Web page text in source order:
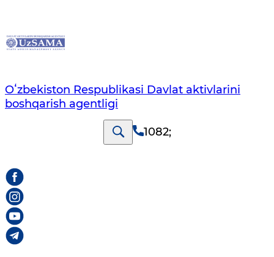
Oʻzbekiston Respublikasi Davlat aktivlarini
boshqarish agentligi
1082;